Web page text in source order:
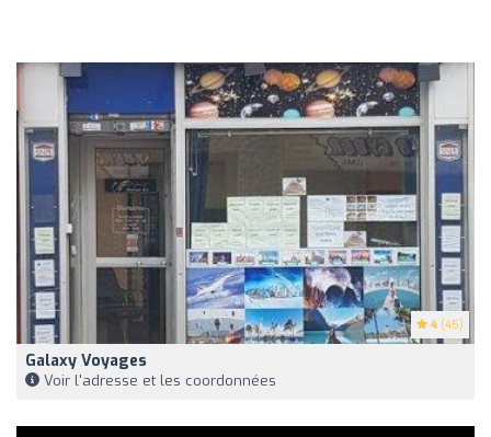
4 (45)
Galaxy Voyages
Voir l'adresse et les coordonnées